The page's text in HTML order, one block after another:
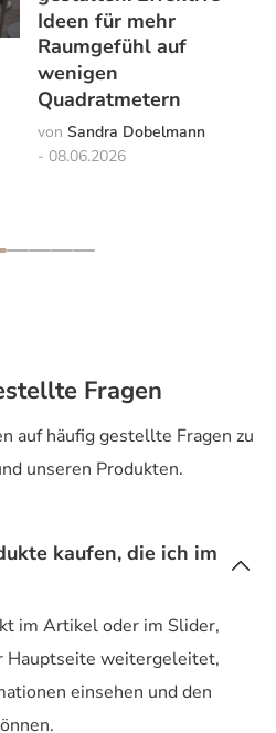
Ideen für mehr
Raumgefühl auf
wenigen
Quadratmetern
Sandra Dobelmann
08.06.2026
Fragen
auf häufig gestellte Fragen zu
unseren Produkten.
kaufen, die ich im
im Artikel oder im Slider,
Hauptseite weitergeleitet,
einsehen und den